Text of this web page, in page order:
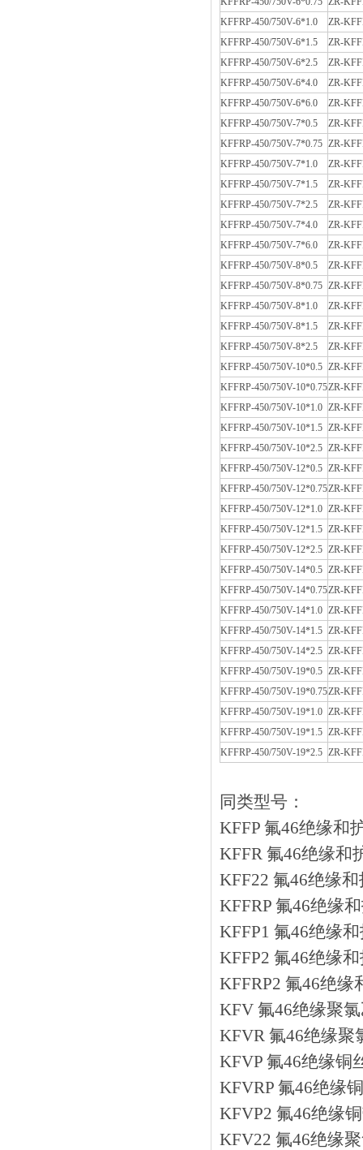
KFFRP-450/750V-6*1.0
ZR-
KFFRP-450/750V-6*1.5
ZR-
KFFRP-450/750V-6*2.5
ZR-
KFFRP-450/750V-6*4.0
ZR-
KFFRP-450/750V-6*6.0
ZR-
KFFRP-450/750V-7*0.5
ZR-
KFFRP-450/750V-7*0.75 ZR-
KFFRP-450/750V-7*1.0
ZR-
KFFRP-450/750V-7*1.5
ZR-
KFFRP-450/750V-7*2.5
ZR-
KFFRP-450/750V-7*4.0
ZR-
KFFRP-450/750V-7*6.0
ZR-
KFFRP-450/750V-8*0.5
ZR-
KFFRP-450/750V-8*0.75 ZR-
KFFRP-450/750V-8*1.0
ZR-
KFFRP-450/750V-8*1.5
ZR-
KFFRP-450/750V-8*2.5
ZR-
KFFRP-450/750V-10*0.5 ZR-
KFFRP-450/750V-10*0.75ZR-
KFFRP-450/750V-10*1.0 ZR-
KFFRP-450/750V-10*1.5 ZR-
KFFRP-450/750V-10*2.5 ZR-
KFFRP-450/750V-12*0.5 ZR-
KFFRP-450/750V-12*0.75ZR-
KFFRP-450/750V-12*1.0 ZR-
KFFRP-450/750V-12*1.5 ZR-
KFFRP-450/750V-12*2.5 ZR-
KFFRP-450/750V-14*0.5 ZR-
KFFRP-450/750V-14*0.75ZR-
KFFRP-450/750V-14*1.0 ZR-
KFFRP-450/750V-14*1.5 ZR-
KFFRP-450/750V-14*2.5 ZR-
KFFRP-450/750V-19*0.5 ZR-
KFFRP-450/750V-19*0.75ZR-
KFFRP-450/750V-19*1.0 ZR-
KFFRP-450/750V-19*1.5 ZR-
KFFRP-450/750V-19*2.5 ZR-
同类型号：
KFFP 氟46绝缘和
KFFR 氟46绝缘和
KFF22 氟46绝缘
KFFRP 氟46绝缘
KFFP1 氟46绝缘
KFFP2 氟46绝缘
KFFRP2 氟46绝
KFV 氟46绝缘聚
KFVR 氟46绝缘聚
KFVP 氟46绝缘铜
KFVRP 氟46绝缘
KFVP2 氟46绝缘
KFV22 氟46绝缘